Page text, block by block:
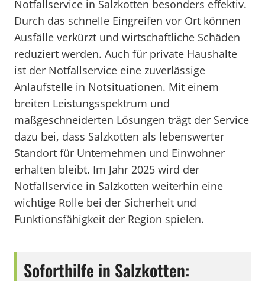
Notfallservice in Salzkotten besonders effektiv.
Durch das schnelle Eingreifen vor Ort können
Ausfälle verkürzt und wirtschaftliche Schäden
reduziert werden. Auch für private Haushalte
ist der Notfallservice eine zuverlässige
Anlaufstelle in Notsituationen. Mit einem
breiten Leistungsspektrum und
maßgeschneiderten Lösungen trägt der Service
dazu bei, dass Salzkotten als lebenswerter
Standort für Unternehmen und Einwohner
erhalten bleibt. Im Jahr 2025 wird der
Notfallservice in Salzkotten weiterhin eine
wichtige Rolle bei der Sicherheit und
Funktionsfähigkeit der Region spielen.
Soforthilfe in Salzkotten: